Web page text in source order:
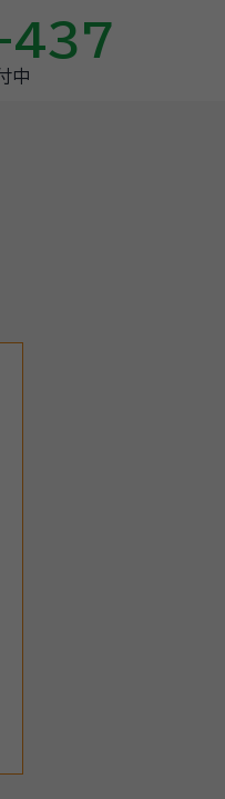
437
中